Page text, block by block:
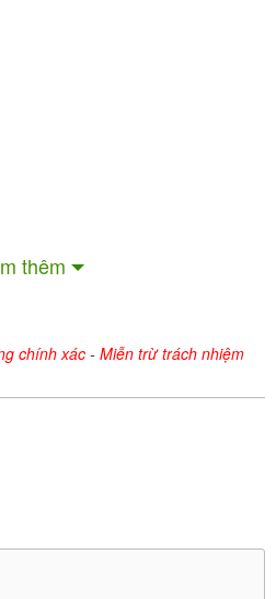
thêm
4mg
tương tác khác
chính xác- Miễn trừ trách nhiệm